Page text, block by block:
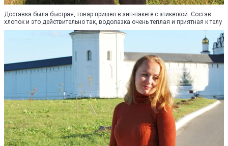
Доставка была быстрая, товар пришел в зип-пакете с этикеткой. Состав
хлопок и это действительно так, водолазка очень теплая и приятная к телу